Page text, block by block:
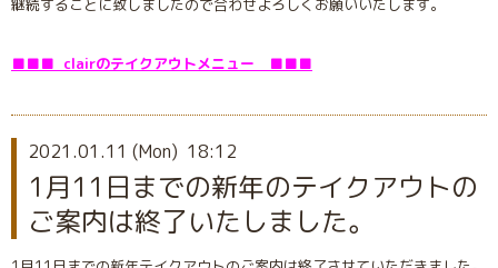
継続することに致しましたので合わせよろしくお願いいたします。
■■■ clairのテイクアウトメニュー ■■■
2021.01.11 (Mon) 18:12
1月11日までの新年のテイクアウトの
ご案内は終了いたしました。